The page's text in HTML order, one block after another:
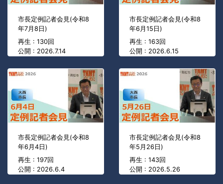
市長定例記者会見(令和8
年7月8日)
再生 : 130回
公開 : 2026.7.14
市長定例記者会見(令和8
年6月15日)
再生 : 163回
公開 : 2026.6.15
市長定例記者会見(令和8
年6月4日)
再生 : 197回
公開 : 2026.6.4
市長定例記者会見(令和8
年5月26日)
再生 : 143回
公開 : 2026.5.26